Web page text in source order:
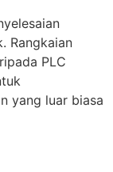
Rangkaian
PLC
yang luar biasa